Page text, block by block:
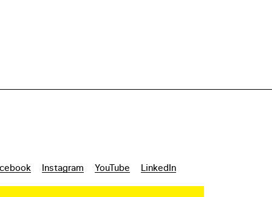
Instagram YouTube LinkedIn